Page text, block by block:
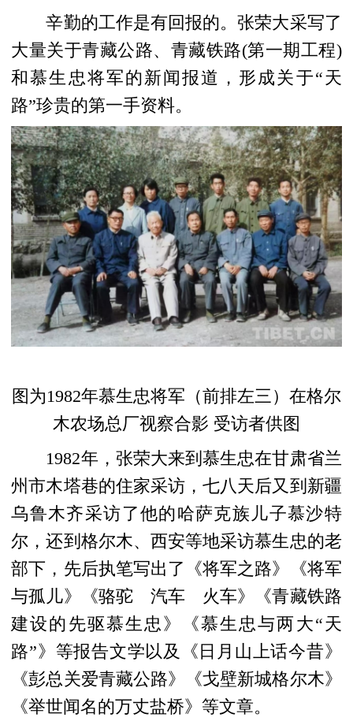
辛勤的工作是有回报的。张荣大采写了
大量关于青藏公路、青藏铁路(第一期工程)
和慕生忠将军的新闻报道，形成关于“天
路”珍贵的第一手资料。
图为1982年慕生忠将军（前排左三）在格尔
木农场总厂视察合影 受访者供图
1982年，张荣大来到慕生忠在甘肃省兰
州市木塔巷的住家采访，七八天后又到新疆
乌鲁木齐采访了他的哈萨克族儿子慕沙特
尔，还到格尔木、西安等地采访慕生忠的老
部下，先后执笔写出了《将军之路》《将军
与孤儿》《骆驼 汽车 火车》《青藏铁路
建设的先驱慕生忠》《慕生忠与两大“天
路”》等报告文学以及《日月山上话今昔》
《彭总关爱青藏公路》《戈壁新城格尔木》
《举世闻名的万丈盐桥》等文章。